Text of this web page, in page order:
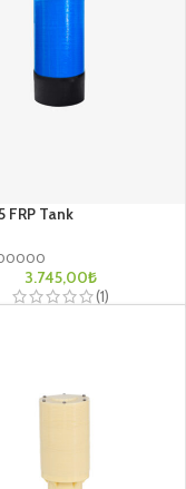
FRP Tank
3.745,00₺
(1)